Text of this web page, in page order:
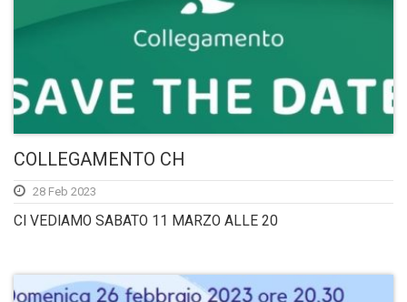
COLLEGAMENTO CH
28 Feb 2023
CI VEDIAMO SABATO 11 MARZO ALLE 20